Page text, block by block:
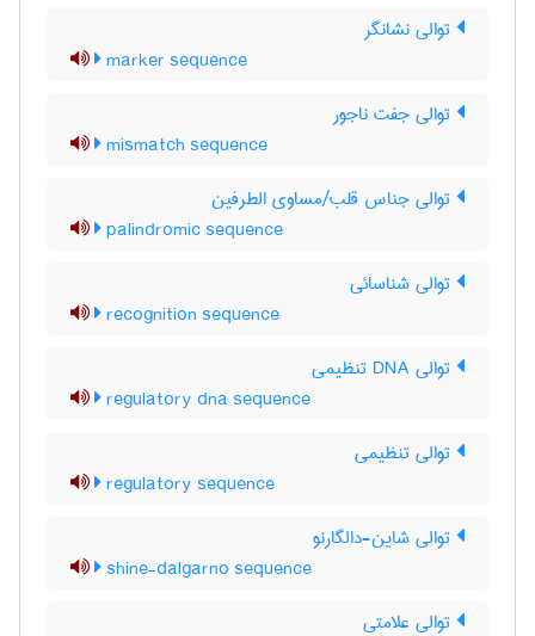
توالی نشانگر
marker sequence
توالی جفت ناجور
mismatch sequence
توالی جناس قلب/مساوی الطرفین
palindromic sequence
توالی شناسائی
recognition sequence
توالی DNA تنظیمی
regulatory dna sequence
توالی تنظیمی
regulatory sequence
توالی شاین-دالگارنو
shine-dalgarno sequence
توالی علامتی